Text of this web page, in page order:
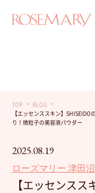
TOP
BLOG
【エッセンススキン】
り！微粒子の美容液パウダー
2025.08.19
ローズマリー 津田
【エッセンス